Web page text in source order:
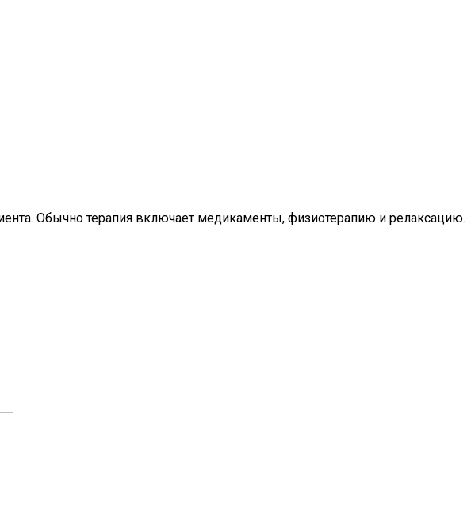
Обычно терапия включает медикаменты, физиотерапию и релаксацию.